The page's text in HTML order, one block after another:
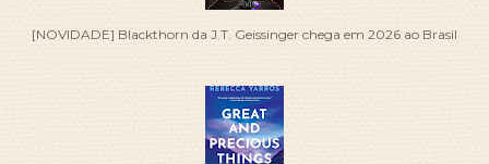
[NOVIDADE] Blackthorn da J.T. Geissinger chega em 2026 ao Brasil